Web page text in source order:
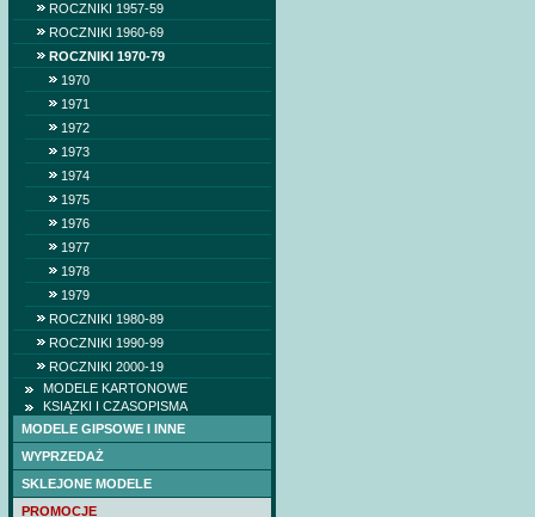
ROCZNIKI 1957-59
ROCZNIKI 1960-69
ROCZNIKI 1970-79
1970
1971
1972
1973
1974
1975
1976
1977
1978
1979
ROCZNIKI 1980-89
ROCZNIKI 1990-99
ROCZNIKI 2000-19
MODELE KARTONOWE
KSIĄZKI I CZASOPISMA
MODELE GIPSOWE I INNE
WYPRZEDAŻ
SKLEJONE MODELE
PROMOCJE